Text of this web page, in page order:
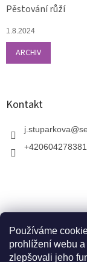
Používáme
prohlížení webu
zlepšovali jeho
Pěstování růží
1.8.2024
ARCHIV
Kontakt
j.stuparkova@
+420604278381